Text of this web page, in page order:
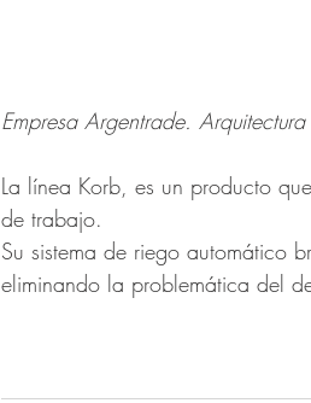
Empresa Argentrade.
La línea Korb, es un producto
de trabajo.
Su sistema de riego automático
eliminando la problemática del